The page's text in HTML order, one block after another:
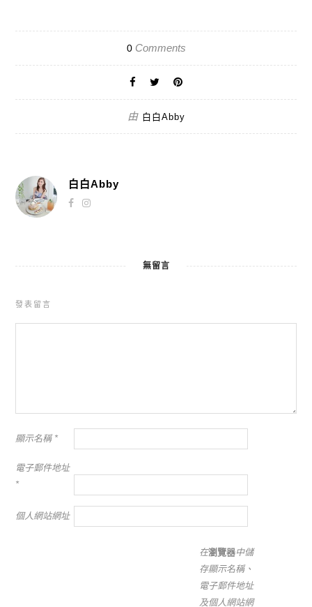
0Comments
由 白白Abby
白白Abby
無留言
發表留言
顯示名稱 *
電子郵件地址
*
個人網站網址
在瀏覽器中儲
存顯示名稱、
電子郵件地址
及個人網站網